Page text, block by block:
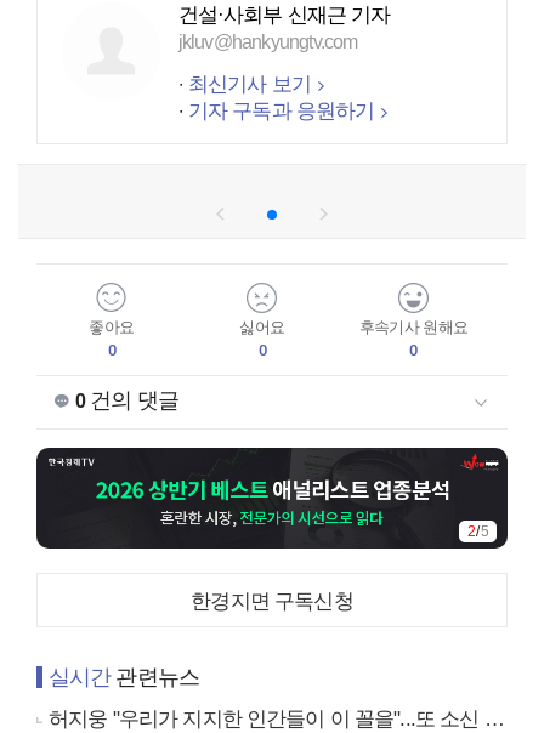
건설·사회부 신재근 기자
jkluv@hankyungtv.com
최신기사 보기
기자 구독과 응원하기
좋아요
0
싫어요
0
후속기사 원해요
0
0건의 댓글
2/5
한경지면 구독신청
실시간관련뉴스
허지웅 "우리가 지지한 인간들이 이 꼴을"...또 소신 발언